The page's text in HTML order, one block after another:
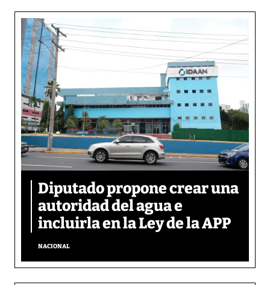
Diputado propone crear una
autoridad del agua e
incluirla en la Ley de la APP
NACIONAL